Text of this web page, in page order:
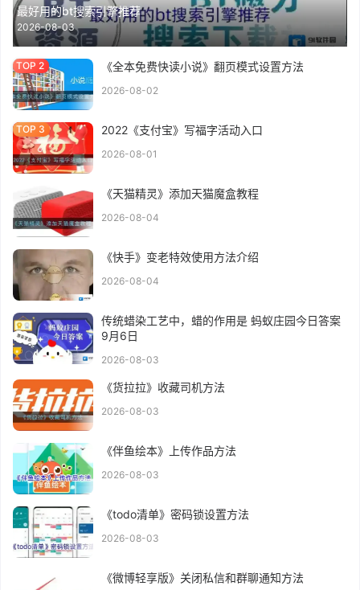
最好用的bt搜索引擎推荐
2026-08-03
《全本免费快读小说》翻页模式设置方法
2026-08-02
2022《支付宝》写福字活动入口
2026-08-01
《天猫精灵》添加天猫魔盒教程
2026-08-04
《快手》变老特效使用方法介绍
2026-08-04
传统蜡染工艺中，蜡的作用是 蚂蚁庄园今日答案
9月6日
2026-08-03
《货拉拉》收藏司机方法
2026-08-03
《伴鱼绘本》上传作品方法
2026-08-03
《todo清单》密码锁设置方法
2026-08-03
《微博轻享版》关闭私信和群聊通知方法